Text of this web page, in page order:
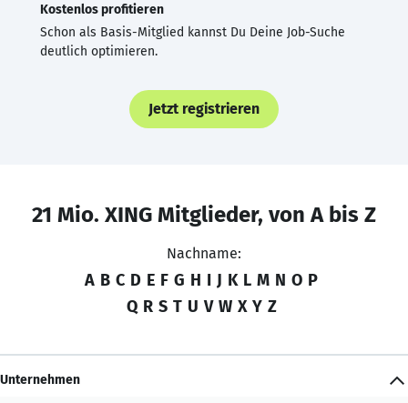
Kostenlos profitieren
Schon als Basis-Mitglied kannst Du Deine Job-Suche
deutlich optimieren.
Jetzt registrieren
21 Mio. XING Mitglieder, von A bis Z
Nachname:
A B C D E F G H I J K L M N O P
Q R S T U V W X Y Z
Unternehmen